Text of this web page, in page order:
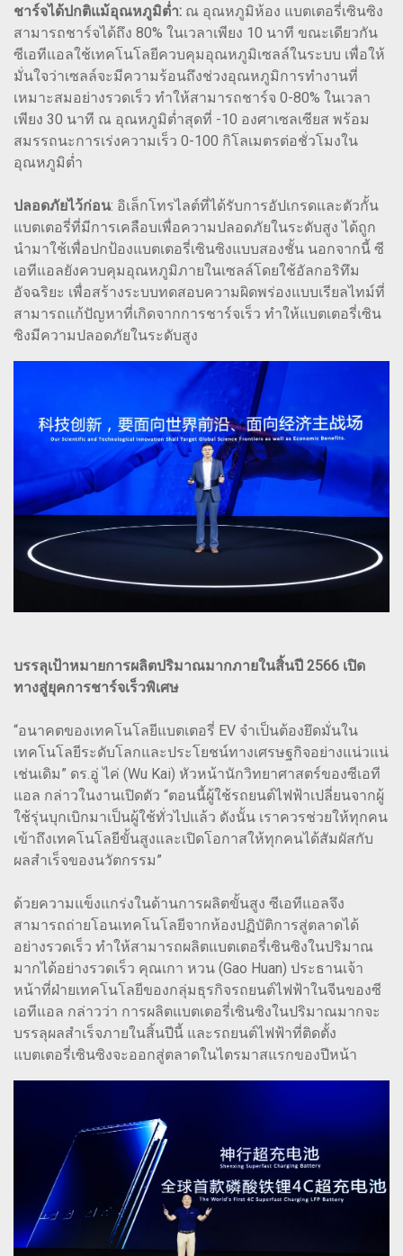
ชาร์จได้ปกติแม้อุณหภูมิต่ำ: ณ อุณหภูมิห้อง แบตเตอรี่เซินซิง
สามารถชาร์จได้ถึง 80% ในเวลาเพียง 10 นาที ขณะเดียวกัน
ซีเอทีแอลใช้เทคโนโลยีควบคุมอุณหภูมิเซลล์ในระบบ เพื่อให้
มั่นใจว่าเซลล์จะมีความร้อนถึงช่วงอุณหภูมิการทำงานที่
เหมาะสมอย่างรวดเร็ว ทำให้สามารถชาร์จ 0-80% ในเวลา
เพียง 30 นาที ณ อุณหภูมิต่ำสุดที่ -10 องศาเซลเซียส พร้อม
สมรรถนะการเร่งความเร็ว 0-100 กิโลเมตรต่อชั่วโมงใน
อุณหภูมิต่ำ
ปลอดภัยไว้ก่อน: อิเล็กโทรไลต์ที่ได้รับการอัปเกรดและตัวกั้น
แบตเตอรี่ที่มีการเคลือบเพื่อความปลอดภัยในระดับสูง ได้ถูก
นำมาใช้เพื่อปกป้องแบตเตอรี่เซินซิงแบบสองชั้น นอกจากนี้ ซี
เอทีแอลยังควบคุมอุณหภูมิภายในเซลล์โดยใช้อัลกอริทึม
อัจฉริยะ เพื่อสร้างระบบทดสอบความผิดพร่องแบบเรียลไทม์ที่
สามารถแก้ปัญหาที่เกิดจากการชาร์จเร็ว ทำให้แบตเตอรี่เซิน
ซิงมีความปลอดภัยในระดับสูง
บรรลุเป้าหมายการผลิตปริมาณมากภายในสิ้นปี 2566 เปิด
ทางสู่ยุคการชาร์จเร็วพิเศษ
“อนาคตของเทคโนโลยีแบตเตอรี่ EV จำเป็นต้องยึดมั่นใน
เทคโนโลยีระดับโลกและประโยชน์ทางเศรษฐกิจอย่างแน่วแน่
เช่นเดิม” ดร.อู่ ไค่ (Wu Kai) หัวหน้านักวิทยาศาสตร์ของซีเอที
แอล กล่าวในงานเปิดตัว “ตอนนี้ผู้ใช้รถยนต์ไฟฟ้าเปลี่ยนจากผู้
ใช้รุ่นบุกเบิกมาเป็นผู้ใช้ทั่วไปแล้ว ดังนั้น เราควรช่วยให้ทุกคน
เข้าถึงเทคโนโลยีขั้นสูงและเปิดโอกาสให้ทุกคนได้สัมผัสกับ
ผลสำเร็จของนวัตกรรม”
ด้วยความแข็งแกร่งในด้านการผลิตขั้นสูง ซีเอทีแอลจึง
สามารถถ่ายโอนเทคโนโลยีจากห้องปฏิบัติการสู่ตลาดได้
อย่างรวดเร็ว ทำให้สามารถผลิตแบตเตอรี่เซินซิงในปริมาณ
มากได้อย่างรวดเร็ว คุณเกา หวน (Gao Huan) ประธานเจ้า
หน้าที่ฝ่ายเทคโนโลยีของกลุ่มธุรกิจรถยนต์ไฟฟ้าในจีนของซี
เอทีแอล กล่าวว่า การผลิตแบตเตอรี่เซินซิงในปริมาณมากจะ
บรรลุผลสำเร็จภายในสิ้นปีนี้ และรถยนต์ไฟฟ้าที่ติดตั้ง
แบตเตอรี่เซินซิงจะออกสู่ตลาดในไตรมาสแรกของปีหน้า